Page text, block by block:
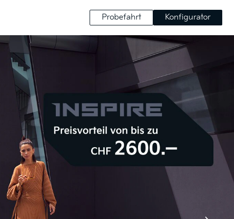
Konfigurator
Probefahrt